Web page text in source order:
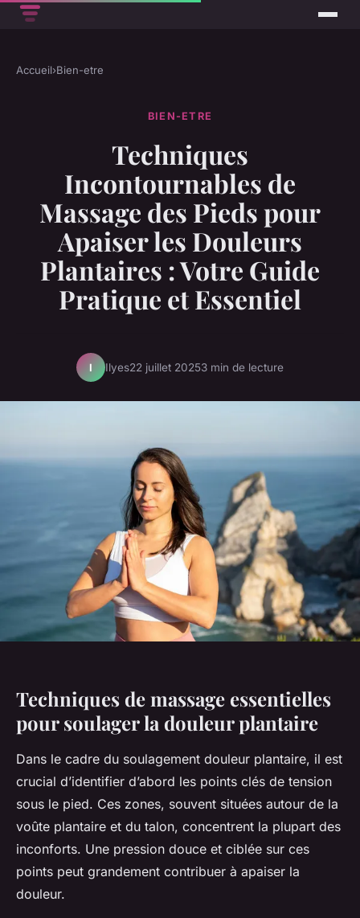
Accueil›Bien-etre
BIEN-ETRE
Techniques
Incontournables de
Massage des Pieds pour
Apaiser les Douleurs
Plantaires : Votre Guide
Pratique et Essentiel
I Ilyes22 juillet 20253 min de lecture
Techniques de massage essentielles
pour soulager la douleur plantaire
Dans le cadre du soulagement douleur plantaire, il est
crucial d’identifier d’abord les points clés de tension
sous le pied. Ces zones, souvent situées autour de la
voûte plantaire et du talon, concentrent la plupart des
inconforts. Une pression douce et ciblée sur ces
points peut grandement contribuer à apaiser la
douleur.